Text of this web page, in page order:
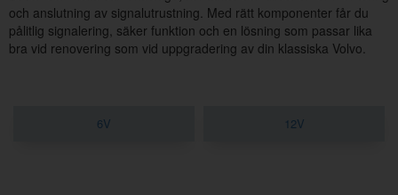
och anslutning av signalutrustning. Med rätt komponenter får du
pålitlig signalering, säker funktion och en lösning som passar lika
bra vid renovering som vid uppgradering av din klassiska Volvo.
6V 12V